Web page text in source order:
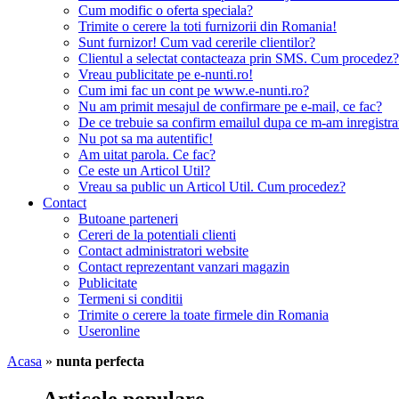
Cum modific o oferta speciala?
Trimite o cerere la toti furnizorii din Romania!
Sunt furnizor! Cum vad cererile clientilor?
Clientul a selectat contacteaza prin SMS. Cum procedez?
Vreau publicitate pe e-nunti.ro!
Cum imi fac un cont pe www.e-nunti.ro?
Nu am primit mesajul de confirmare pe e-mail, ce fac?
De ce trebuie sa confirm emailul dupa ce m-am
Nu pot sa ma autentific!
Am uitat parola. Ce fac?
Ce este un Articol Util?
Vreau sa public un Articol Util. Cum procedez?
Contact
Butoane parteneri
Cereri de la potentiali clienti
Contact administratori website
Contact reprezentant vanzari magazin
Publicitate
Termeni si conditii
Trimite o cerere la toate firmele din Romania
Useronline
Acasa » nunta perfecta